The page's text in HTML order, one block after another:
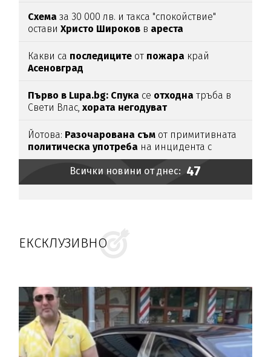
Схема за 30 000 лв. и такса "спокойствие"
оставиХристо Широков в ареста
Какви са последиците от пожара край
Асеновград
Първо в Lupa.bg: Спука се отходна тръба в
Свети Влас,хората негодуват
Йотова: Разочарована съм от примитивната
политическа употреба на инцидента с
дрона
Всички новини от днес: 47
ЕКСКЛУЗИВНО